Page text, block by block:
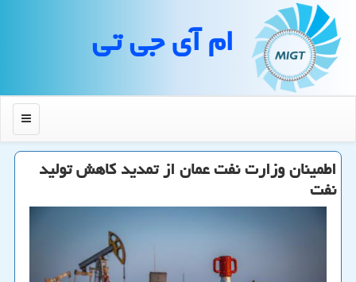
ام آی جی تی
منو
اطمینان وزارت نفت عمان از تمدید كاهش تولید
نفت